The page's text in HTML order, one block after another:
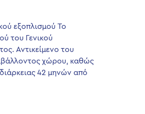
εξοπλισμού Το
του Γενικού
Αντικείμενο του
χώρου, καθώς
42 μηνών από